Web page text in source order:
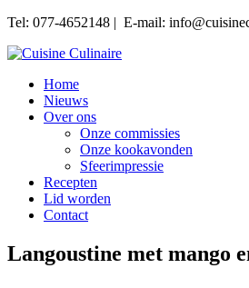
Tel: 077-4652148 | E-mail:
Home
Nieuws
Over ons
Onze commissies
Onze kookavonden
Sfeerimpressie
Recepten
Lid worden
Contact
Langoustine met mango